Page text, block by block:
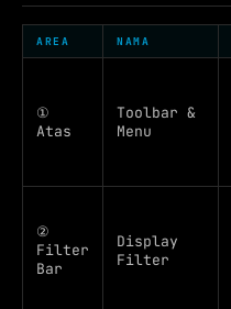
AREA NAMA
①
Atas
Toolbar &
Menu
②
Filter
Bar
Display
Filter